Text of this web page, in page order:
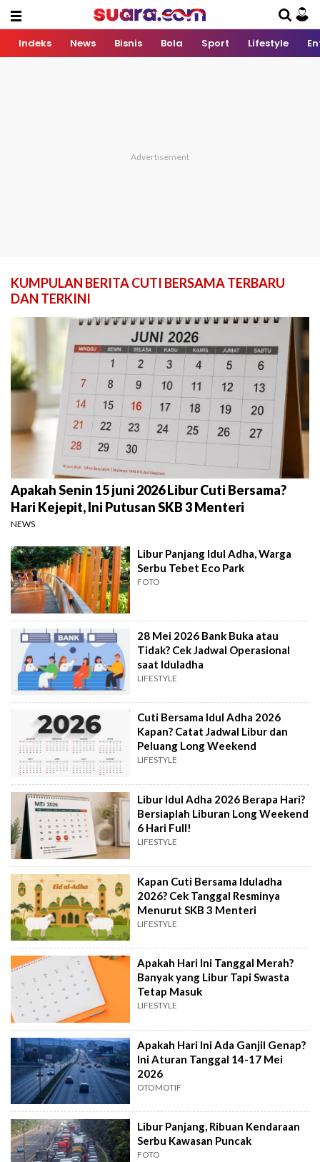
Indeks News Bisnis Bola Sport Lifestyle
KUMPULAN BERITA CUTI BERSAMA TERBARU
DAN TERKINI
Apakah Senin 15 juni 2026 Libur Cuti Bersama?
Hari Kejepit, Ini Putusan SKB 3 Menteri
NEWS
Libur Panjang Idul Adha, Warga
Serbu Tebet Eco Park
FOTO
28 Mei 2026 Bank Buka atau
Tidak? Cek Jadwal Operasional
saat Iduladha
LIFESTYLE
Cuti Bersama Idul Adha 2026
Kapan? Catat Jadwal Libur dan
Peluang Long Weekend
LIFESTYLE
Libur Idul Adha 2026 Berapa Hari?
Bersiaplah Liburan Long Weekend
6 Hari Full!
LIFESTYLE
Kapan Cuti Bersama Iduladha
2026? Cek Tanggal Resminya
Menurut SKB 3 Menteri
LIFESTYLE
Apakah Hari Ini Tanggal Merah?
Banyak yang Libur Tapi Swasta
Tetap Masuk
LIFESTYLE
Apakah Hari Ini Ada Ganjil Genap?
Ini Aturan Tanggal 14-17 Mei
2026
OTOMOTIF
Libur Panjang, Ribuan Kendaraan
Serbu Kawasan Puncak
FOTO